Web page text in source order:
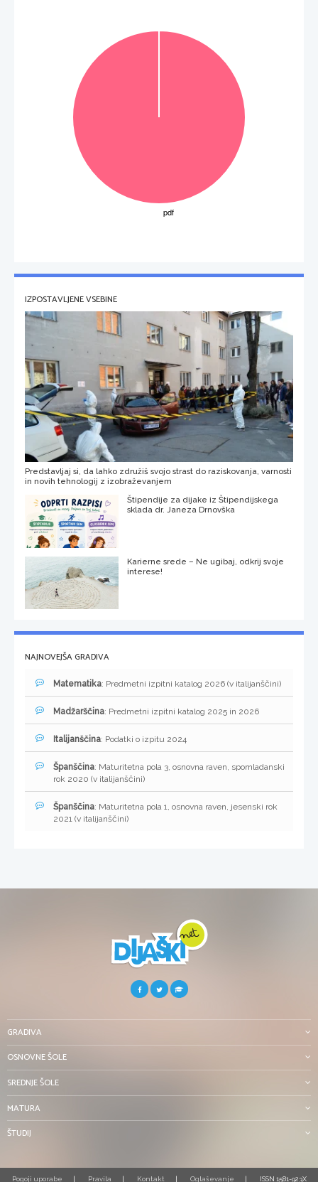
IZPOSTAVLJENE VSEBINE
Predstavljaj si, da lahko združiš svojo strast do raziskovanja, varnosti
in novih tehnologij z izobraževanjem
Štipendije za dijake iz Štipendijskega
sklada dr. Janeza Drnovška
Karierne srede – Ne ugibaj, odkrij svoje
interese!
NAJNOVEJŠA GRADIVA
Matematika: Predmetni izpitni katalog 2026 (v italijanščini)
Madžarščina: Predmetni izpitni katalog 2025 in 2026
Italijanščina: Podatki o izpitu 2024
Španščina: Maturitetna pola 3, osnovna raven, spomladanski
rok 2020 (v italijanščini)
Španščina: Maturitetna pola 1, osnovna raven, jesenski rok
2021 (v italijanščini)
GRADIVA
OSNOVNE ŠOLE
SREDNJE ŠOLE
MATURA
ŠTUDIJ
Pogoji uporabe Pravila Kontakt Oglaševanje ISSN 1581-923X